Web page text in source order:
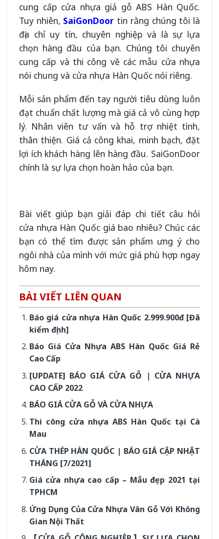
cung cấp cửa nhựa giả gỗ ABS Hàn Quốc.
Tuy nhiên, SaiGonDoor tin rằng chúng tôi là
địa chỉ uy tín, chuyên nghiệp và là sự lựa
chọn hàng đầu của bạn. Chúng tôi chuyên
cung cấp và thi công về các mẫu cửa nhựa
nói chung và cửa nhựa Hàn Quốc nói riêng.
Mỗi sản phẩm đến tay người tiêu dùng luôn
đạt chuẩn chất lượng mà giá cả vô cùng hợp
lý. Nhân viên tư vấn và hỗ trợ nhiệt tình,
thân thiện. Giá cả công khai, minh bạch, đặt
lợi ích khách hàng lên hàng đầu. SaiGonDoor
chính là sự lựa chọn hoàn hảo của bạn.
Bài viết giúp bạn giải đáp chi tiết câu hỏi
cửa nhựa Hàn Quốc giá bao nhiêu? Chúc các
bạn có thể tìm được sản phẩm ưng ý cho
ngôi nhà của mình với mức giá phù hợp ngay
hôm nay.
BÀI VIẾT LIÊN QUAN
Báo giá cửa nhựa Hàn Quốc 2.999.900đ [Đã
kiểm định]
Báo Giá Cửa Nhựa ABS Hàn Quốc Giá Rẻ
Cao Cấp
[UPDATE] BÁO GIÁ CỬA GỖ | CỬA NHỰA
CAO CẤP 2022
BÁO GIÁ CỬA GỖ VÀ CỬA NHỰA
Thi công cửa nhựa ABS Hàn Quốc tại Cà
Mau
CỬA THÉP HÀN QUỐC | BÁO GIÁ CẬP NHẬT
THÁNG [7/2021]
Giá cửa nhựa cao cấp – Mẫu đẹp 2021 tại
TPHCM
Ứng Dụng Của Cửa Nhựa Vân Gỗ Với Không
Gian Nội Thất